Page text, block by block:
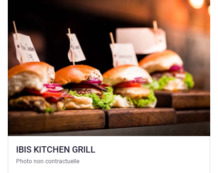
IBIS KITCHEN GRILL
Photo non contractuelle